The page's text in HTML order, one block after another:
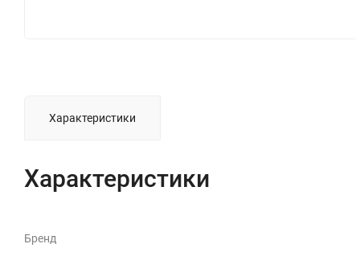
Характеристики
Характеристики
Бренд